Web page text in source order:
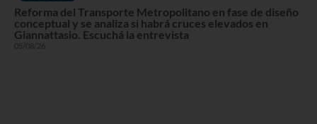
Reforma del Transporte Metropolitano en fase de diseño
conceptual y se analiza si habrá cruces elevados en
Giannattasio. Escuchá la entrevista
05/08/26